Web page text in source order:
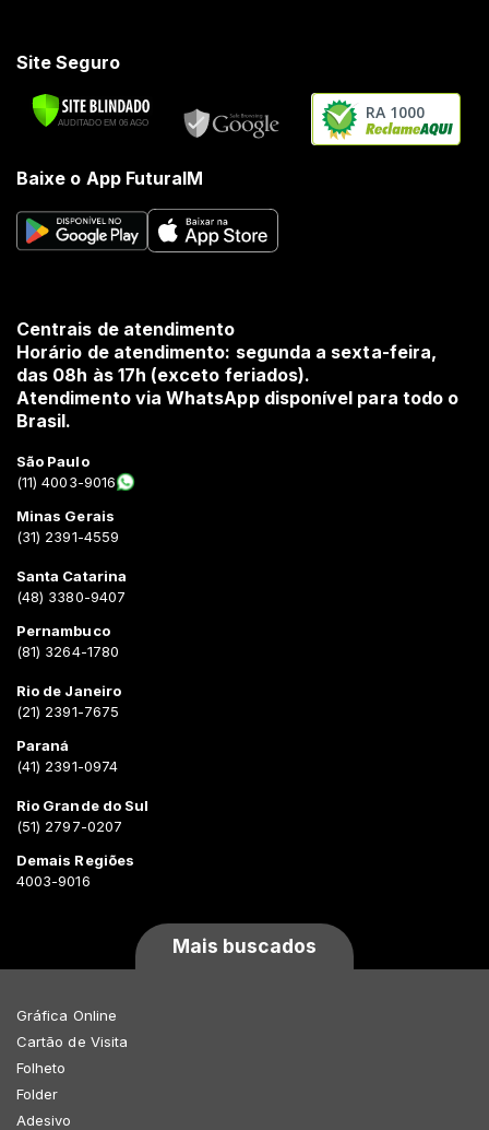
Site Seguro
RA 1000
Baixe o App FuturaIM
Centrais de atendimento
Horário de atendimento: segunda a sexta-feira,
das 08h às 17h (exceto feriados).
Atendimento via WhatsApp disponível para todo o
Brasil.
São Paulo
(11) 4003-9016
Minas Gerais
(31) 2391-4559
Santa Catarina
(48) 3380-9407
Pernambuco
(81) 3264-1780
Rio de Janeiro
(21) 2391-7675
Paraná
(41) 2391-0974
Rio Grande do Sul
(51) 2797-0207
Demais Regiões
4003-9016
Mais buscados
Gráfica Online
Cartão de Visita
Folheto
Folder
Adesivo